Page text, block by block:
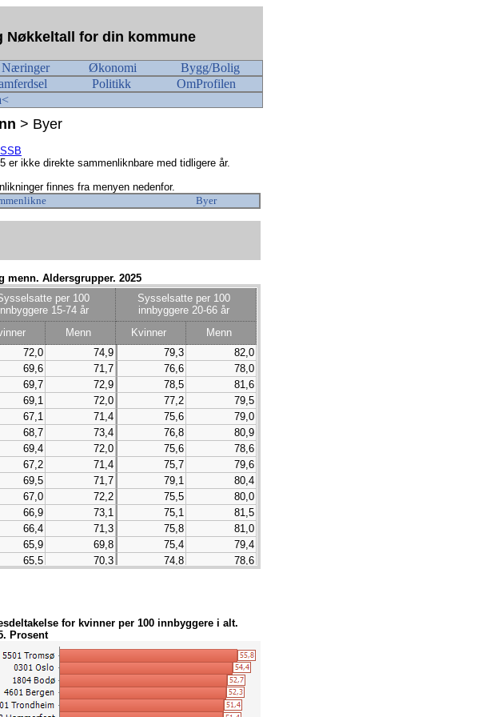
Nøkkeltall for din kommune
Næringer Økonomi
Bygg/Bolig
Politikk
OmProfilen
> Byer
er ikke direkte sammenliknbare med tidligere år.
finnes fra menyen nedenfor.
Byer
menn. Aldersgrupper. 2025
per 100
15-74 år
Sysselsatte per 100
innbyggere 20-66 år
Menn Kvinner
Menn
72,0 74,9 79,3
82,0
69,6 71,7 76,6
78,0
69,7 72,9 78,5
81,6
69,1 72,0 77,2
79,5
67,1 71,4 75,6
79,0
68,7 73,4 76,8
80,9
69,4 72,0 75,6
78,6
67,2 71,4 75,7
79,6
69,5 71,7 79,1
80,4
67,0 72,2 75,5
80,0
66,9 73,1 75,1
81,5
66,4 71,3 75,8
81,0
65,9 69,8 75,4
79,4
65,5 70,3 74,8
78,6
66,1 71,3 76,2
80,8
64,4
63,3
76,1
65,3 70,1 74,7
78,9
64,9 71,4 73,0
80,3
62,0
74,1
for kvinner per 100 innbyggere i alt.
Prosent